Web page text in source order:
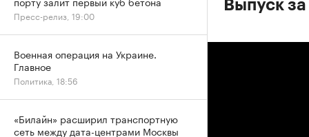
Выпуск
Пресс-релиз, 19:00
Военная операция на Украине.
Главное
Политика, 18:56
«Билайн» расширил транспортную
сеть между дата-центрами Москвы